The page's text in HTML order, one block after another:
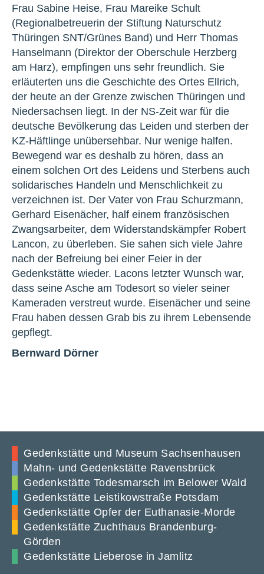
Frau Sabine Heise, Frau Mareike Schult
(Regionalbetreuerin der Stiftung Naturschutz
Thüringen SNT/Grünes Band) und Herr Thomas
Hanselmann (Direktor der Oberschule Herzberg
am Harz), empfingen uns sehr freundlich. Sie
erläuterten uns die Geschichte des Ortes Ellrich,
der heute an der Grenze zwischen Thüringen und
Niedersachsen liegt. In der NS-Zeit war für die
deutsche Bevölkerung das Leiden und sterben der
KZ-Häftlinge unübersehbar. Nur wenige halfen.
Bewegend war es deshalb zu hören, dass an
einem solchen Ort des Leidens und Sterbens auch
solidarisches Handeln und Menschlichkeit zu
verzeichnen ist. Der Vater von Frau Schurzmann,
Gerhard Eisenächer, half einem französischen
Zwangsarbeiter, dem Widerstandskämpfer Robert
Lancon, zu überleben. Sie sahen sich viele Jahre
nach der Befreiung bei einer Feier in der
Gedenkstätte wieder. Lacons letzter Wunsch war,
dass seine Asche am Todesort so vieler seiner
Kameraden verstreut wurde. Eisenächer und seine
Frau haben dessen Grab bis zu ihrem Lebensende
gepflegt.
Bernward Dörner
Gedenkstätte und Museum Sachsenhausen
Mahn- und Gedenkstätte Ravensbrück
Gedenkstätte Todesmarsch im Belower Wald
Gedenkstätte Leistikowstraße Potsdam
Gedenkstätte Opfer der Euthanasie-Morde
Gedenkstätte Zuchthaus Brandenburg-
Görden
Gedenkstätte Lieberose in Jamlitz